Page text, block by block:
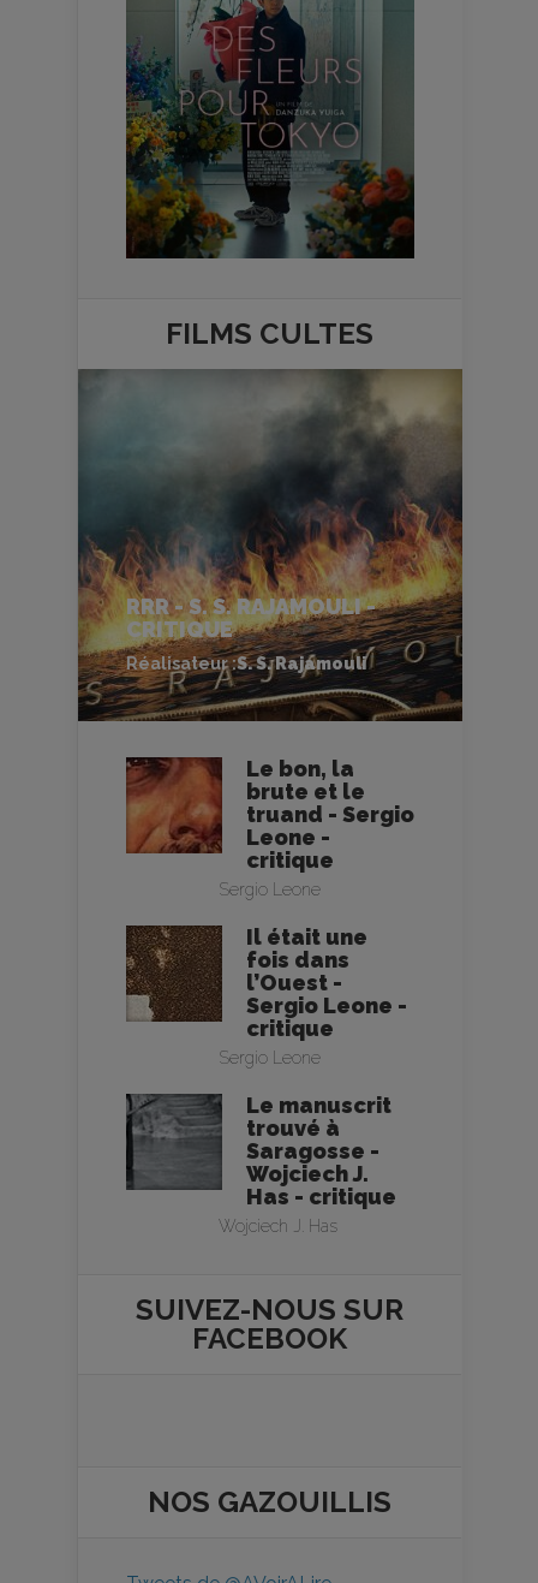
FILMS CULTES
RRR - S. S. RAJAMOULI -
CRITIQUE
Réalisateur :S. S. Rajamouli
Le bon, la
brute et le
truand - Sergio
Leone -
critique
Sergio Leone
Il était une
fois dans
l’Ouest -
Sergio Leone -
critique
Sergio Leone
Le manuscrit
trouvé à
Saragosse -
Wojciech J.
Has - critique
Wojciech J. Has
SUIVEZ-NOUS SUR
FACEBOOK
NOS GAZOUILLIS